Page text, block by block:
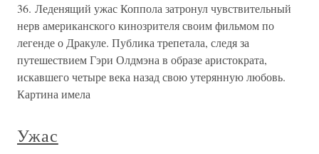
36. Леденящий ужас Коппола затронул чувствительный
нерв американского кинозрителя своим фильмом по
легенде о Дракуле. Публика трепетала, следя за
путешествием Гэри Олдмэна в образе аристократа,
искавшего четыре века назад свою утерянную любовь.
Картина имела
Ужас